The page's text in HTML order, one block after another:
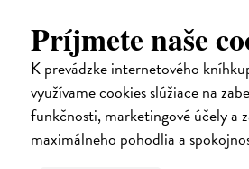
Príjmete naše
K prevádzke internetového
využívame cookies slúžiace na
funkčnosti, marketingové účely a
maximálneho pohodlia a